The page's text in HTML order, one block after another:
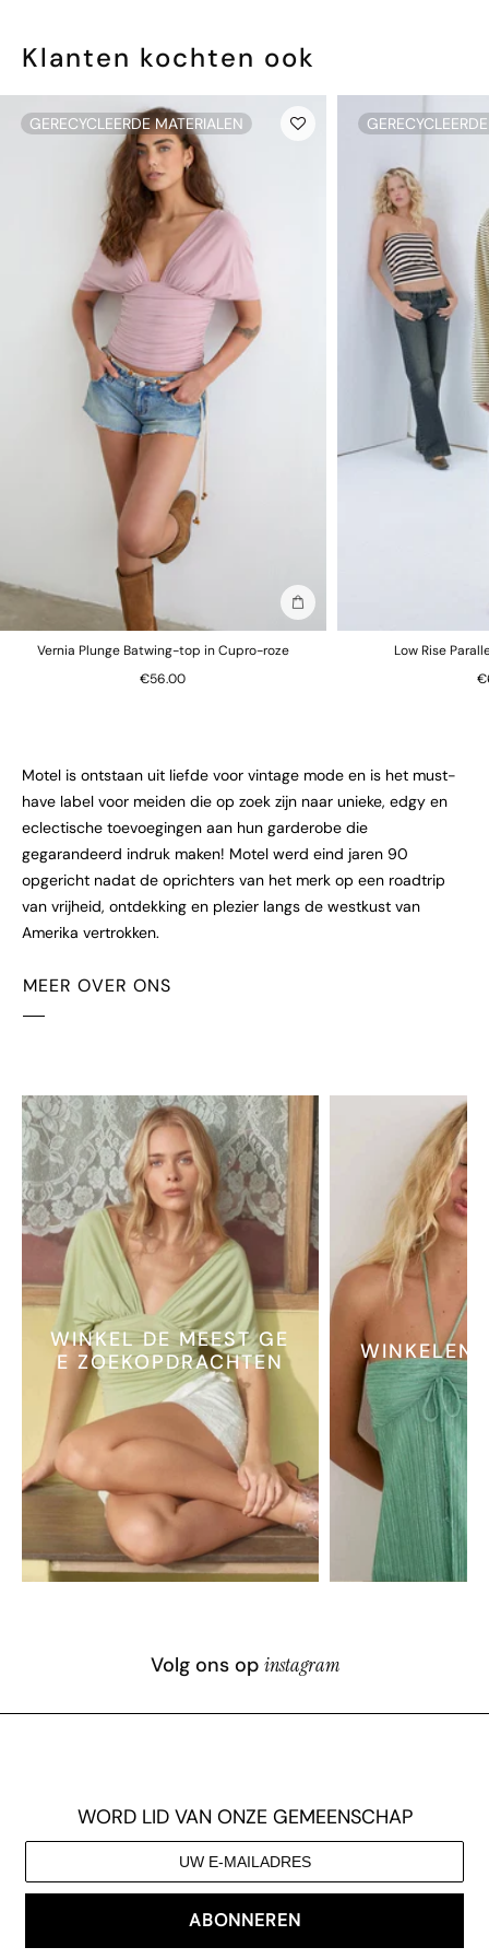
Klanten kochten ook
GERECYCLEERDE MATERIALEN
In winkelmand
Vernia Plunge Batwing-top in Cupro-roze
€56.00
Low Rise
Motel is ontstaan uit liefde voor vintage mode en is het must-
have label voor meiden die op zoek zijn naar unieke, edgy en
eclectische toevoegingen aan hun garderobe die
gegarandeerd indruk maken! Motel werd eind jaren 90
opgericht nadat de oprichters van het merk op een roadtrip
van vrijheid, ontdekking en plezier langs de westkust van
Amerika vertrokken.
MEER OVER ONS
WINKEL DE MEEST GE
E ZOEKOPDRACHTEN
WINKELEN
Volg ons op instagram
WORD LID VAN ONZE GEMEENSCHAP
ABONNEREN